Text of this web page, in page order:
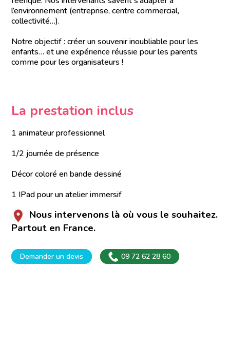
l’environnement (entreprise, centre commercial,
collectivité…).
Notre objectif : créer un souvenir inoubliable pour les
enfants… et une expérience réussie pour les parents
comme pour les organisateurs !
La prestation inclus
1 animateur professionnel
1/2 journée de présence
Décor coloré en bande dessiné
1 IPad pour un atelier immersif
Nous intervenons là où vous le souhaitez.
Partout en France.
Demander un devis 09 72 62 28 60